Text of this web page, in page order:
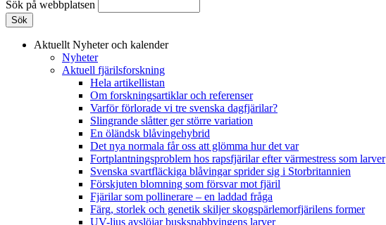
Sök på webbplatsen
Aktuellt Nyheter och kalender
Nyheter
Aktuell fjärilsforskning
Hela artikellistan
Om forskningsartiklar och referenser
Varför förlorade vi tre svenska dagfjärilar?
Slingrande slåtter ger större variation
En öländsk blåvingehybrid
Det nya normala får oss att glömma hur det var
Fortplantningsproblem hos rapsfjärilar efter värmestress som larver
Svenska svartfläckiga blåvingar sprider sig i Storbritannien
Förskjuten blomning som försvar mot fjäril
Fjärilar som pollinerare – en laddad fråga
Färg, storlek och genetik skiljer skogspärlemorfjärilens former
UV-ljus avslöjar busksnabbvingens larver